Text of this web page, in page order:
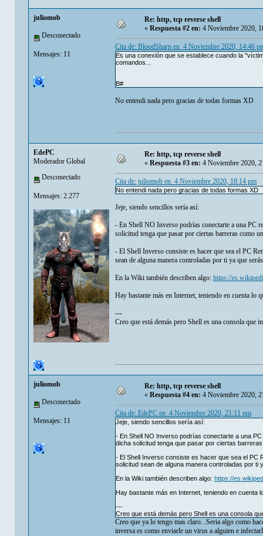
juliomob
Desconectado
Mensajes: 11
Re: http, tcp reverse shell
«Respuesta #2 en:4 Noviembre 2020,
Cita de: BloodSharp en 4 Noviembre 2020, 14:46
Es una conexión que se establece cuando la
comandos...
B#
No entendi nada pero gracias de todas formas XD
EdePC
Moderador Global
Desconectado
Mensajes: 2.277
Re: http, tcp reverse shell
« Respuesta #3 en: 4 Noviembre 2020,
Cita de: juliomob en 4 Noviembre 2020, 18:14 pm
No entendi nada pero gracias de todas formas XD
Jeje, siendo sencillos sería así:
- En Shell NO Inverso podrías conectarte a una PC
solicitud tenga que pasar por ciertas barreras como
- El Shell Inverso consiste es hacer que sea el PC
sean de alguna manera controladas por ti ya que
En la Wiki también describen algo: https://
Hay bastante más en Internet, teniendo en cuenta lo
---
Creo que está demás pero Shell es una consola que
juliomob
Desconectado
Mensajes: 11
Re: http, tcp reverse shell
«Respuesta #4 en:4 Noviembre 2020,
Cita de: EdePC en 4 Noviembre 2020, 21:11 pm
Jeje, siendo sencillos sería así:
- En Shell NO Inverso podrías conectarte a una
dicha solicitud tenga que pasar por ciertas
- El Shell Inverso consiste es hacer que sea el PC
solicitud sean de alguna manera controladas por ti
En la Wiki también describen algo: https://
Hay bastante más en Internet, teniendo en cuenta
---
Creo que está demás pero Shell es una consola
Creo que ya lo tengo mas claro...Seria algo como
inversa es como enviarle un virus a alguien e